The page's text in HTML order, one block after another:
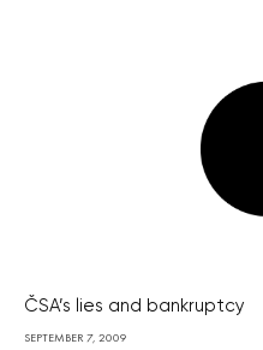
ČSA’s lies and bankruptcy
SEPTEMBER 7, 2009